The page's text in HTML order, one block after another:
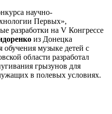
научно-
Первых»,
разработки на V Конгрессе
из Донецка
обучения музыке детей с
области разработал
грызунов для
в полевых условиях.